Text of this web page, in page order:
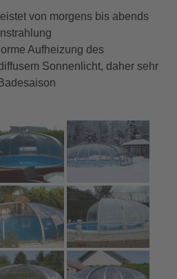
von morgens bis abends
Aufheizung des
Sonnenlicht, daher sehr